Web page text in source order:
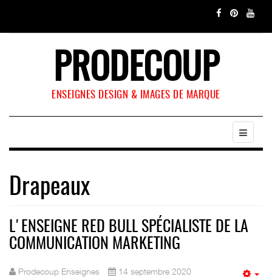
PRODECOUP
ENSEIGNES DESIGN & IMAGES DE MARQUE
Drapeaux
L'ENSEIGNE RED BULL SPÉCIALISTE DE LA
COMMUNICATION MARKETING
Prodecoup Enseignes 14 septembre 2020